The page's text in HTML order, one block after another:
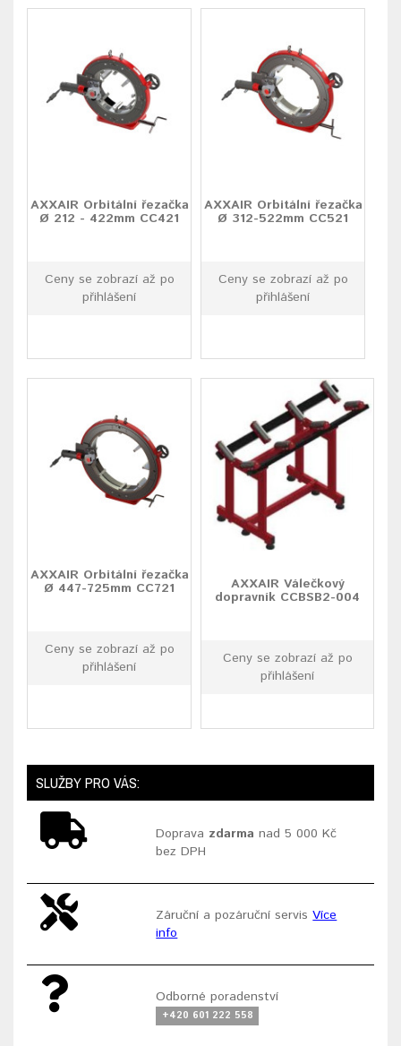
AXXAIR Orbitální řezačka
Ø 212 - 422mm CC421
Ceny se zobrazí až po
přihlášení
AXXAIR Orbitální řezačka
Ø 312-522mm CC521
Ceny se zobrazí až po
přihlášení
AXXAIR Orbitální řezačka
Ø 447-725mm CC721
Ceny se zobrazí až po
přihlášení
AXXAIR Válečkový
dopravník CCBSB2-004
Ceny se zobrazí až po
přihlášení
SLUŽBY PRO VÁS:
Doprava zdarma nad 5 000 Kč
bez DPH
Záruční a pozáruční servisVíce
info
Odborné poradenství
+420 601 222 558